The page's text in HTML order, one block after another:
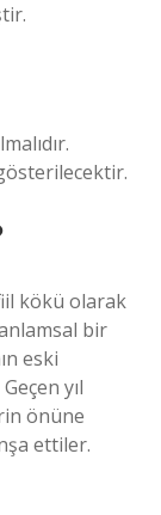
kökü olarak
bir
eski
yıl
önüne
ettiler.